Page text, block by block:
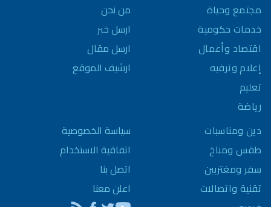
مجتمع وحياة
خدمات حكومية
اقتصاد وأعمال
إعلام وترفيه
تعليم
رياضة
دين ومناسبات
طقس ومناخ
سفر ومغتربين
تقنية واتصالات
من نحن
ارسل خبر
ارسل مقال
ارشيف الموقع
سياسة الخصوصية
اتفاقية الاستخدام
اتصل بنا
اعلن معنا